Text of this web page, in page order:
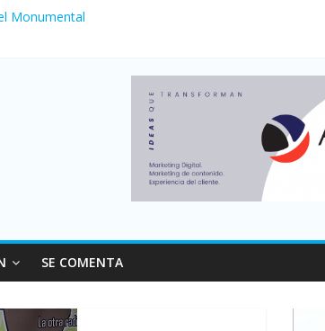
Monumental
y consumo turístico: 4,6 millones de personas
julio: bajó un 12,6% interanual
SE COMENTA